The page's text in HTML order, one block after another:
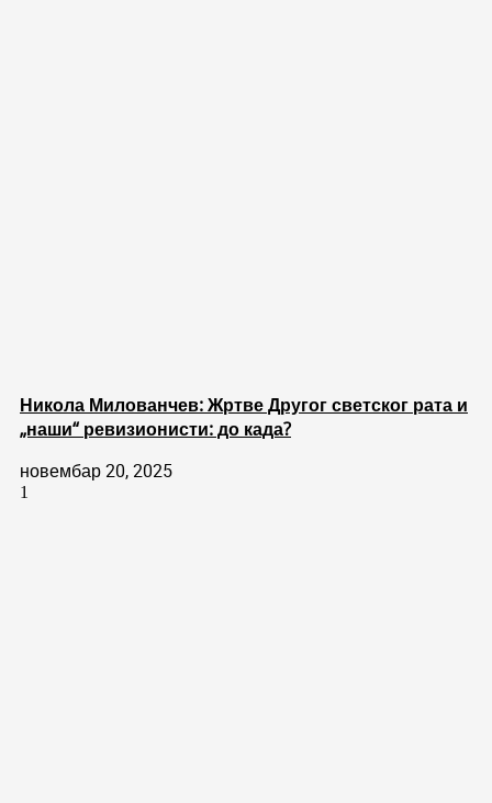
Никола Милованчев: Жртве Другог светског рата и
„наши“ ревизионисти: до када?
новембар 20, 2025